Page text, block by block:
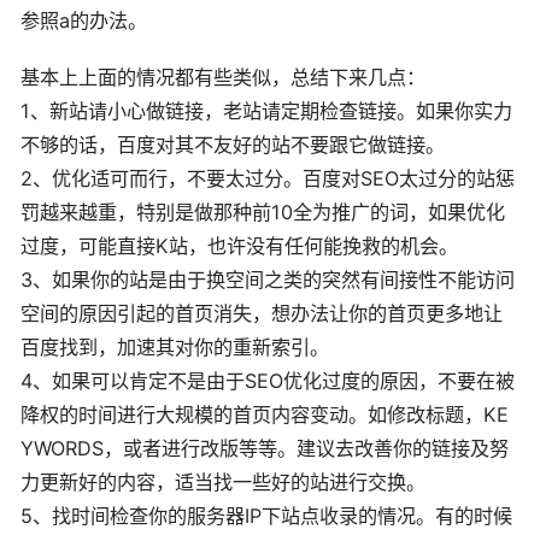
参照a的办法。
基本上上面的情况都有些类似，总结下来几点：
1、新站请小心做链接，老站请定期检查链接。如果你实力
不够的话，百度对其不友好的站不要跟它做链接。
2、优化适可而行，不要太过分。百度对SEO太过分的站惩
罚越来越重，特别是做那种前10全为推广的词，如果优化
过度，可能直接K站，也许没有任何能挽救的机会。
3、如果你的站是由于换空间之类的突然有间接性不能访问
空间的原因引起的首页消失，想办法让你的首页更多地让
百度找到，加速其对你的重新索引。
4、如果可以肯定不是由于SEO优化过度的原因，不要在被
降权的时间进行大规模的首页内容变动。如修改标题，KE
YWORDS，或者进行改版等等。建议去改善你的链接及努
力更新好的内容，适当找一些好的站进行交换。
5、找时间检查你的服务器IP下站点收录的情况。有的时候